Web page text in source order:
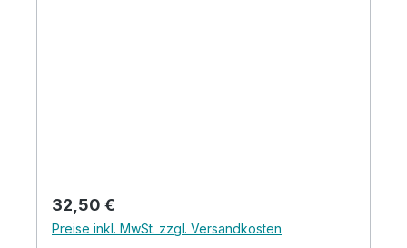
Regulärer Preis:
32,50 €
Preise inkl. MwSt. zzgl. Versandkosten